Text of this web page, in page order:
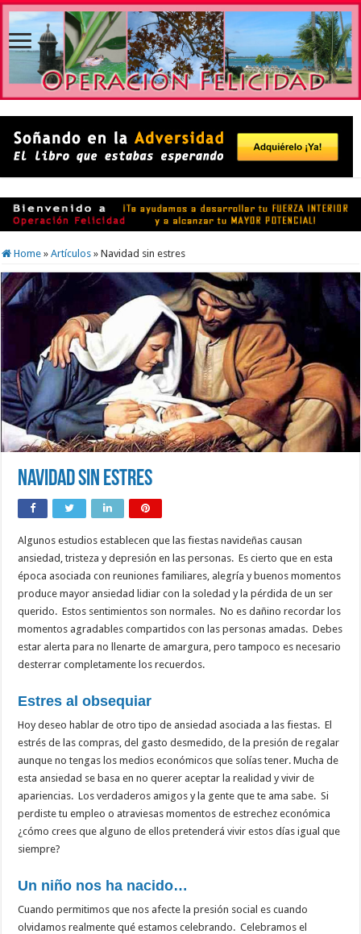
Home » Artículos » Navidad sin estres
Navidad sin estres
Algunos estudios establecen que las fiestas navideñas causan
ansiedad, tristeza y depresión en las personas. Es cierto que en esta
época asociada con reuniones familiares, alegría y buenos momentos
produce mayor ansiedad lidiar con la soledad y la pérdida de un ser
querido. Estos sentimientos son normales. No es dañino recordar los
momentos agradables compartidos con las personas amadas. Debes
estar alerta para no llenarte de amargura, pero tampoco es necesario
desterrar completamente los recuerdos.
Estres al obsequiar
Hoy deseo hablar de otro tipo de ansiedad asociada a las fiestas. El
estrés de las compras, del gasto desmedido, de la presión de regalar
aunque no tengas los medios económicos que solías tener. Mucha de
esta ansiedad se basa en no querer aceptar la realidad y vivir de
apariencias. Los verdaderos amigos y la gente que te ama sabe. Si
perdiste tu empleo o atraviesas momentos de estrechez económica
¿cómo crees que alguno de ellos pretenderá vivir estos días igual que
siempre?
Un niño nos ha nacido…
Cuando permitimos que nos afecte la presión social es cuando
olvidamos realmente qué estamos celebrando. Celebramos el